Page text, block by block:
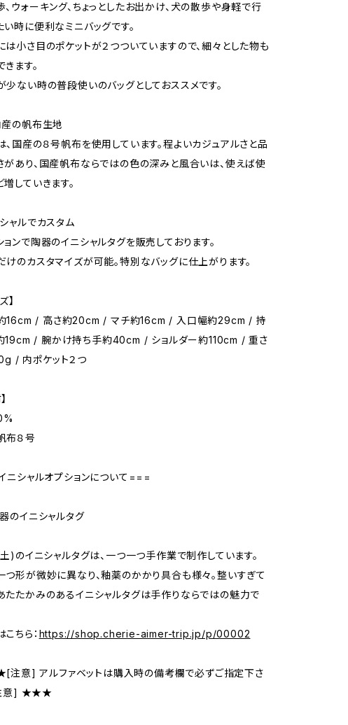
、ウォーキング、ちょっとしたお出かけ、犬の散歩や身軽で行
い時に便利なミニバッグです。
は小さ目のポケットが２つついていますので、細々とした物も
ます。
少ない時の普段使いのバッグとしておススメです。
産の帆布生地
、国産の８号帆布を使用しています。程よいカジュアルさと品
があり、国産帆布ならではの色の深みと風合いは、使えば使
増していきます。
シャルでカスタム
ョンで陶器のイニシャルタグを販売しております。
けのカスタマイズが可能。特別なバッグに仕上がります。
】
16cm / 高さ約20cm / マチ約16cm / 入口幅約29cm / 持
19cm / 腕かけ持ち手約40cm / ショルダー約110cm / 重さ
/ 内ポケット２つ
布８号
ニシャルオプションについて===
のイニシャルタグ
)のイニシャルタグは、一つ一つ手作業で制作しています。
つ形が微妙に異なり、釉薬のかかり具合も様々。整いすぎて
たたかみのあるイニシャルタグは手作りならではの魅力で
ちら： https://shop.cherie-aimer-trip.jp/p/00002
意] アルファベットは購入時の備考欄で必ずご指定下さ
意] ★★★